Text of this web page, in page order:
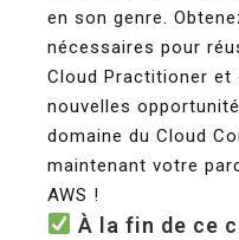
en son genre.
nécessaires pour
Cloud Practitioner et
nouvelles
domaine du Cloud
maintenant votre
AWS !
À la fin de ce